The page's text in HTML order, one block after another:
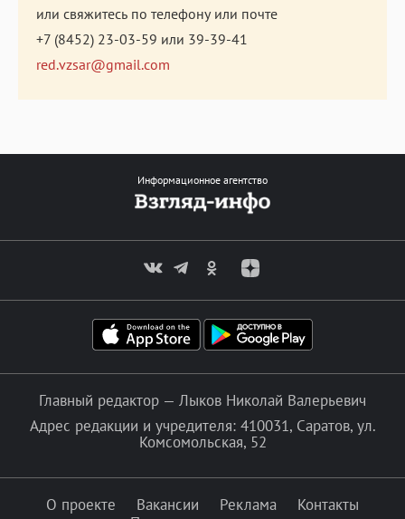
или свяжитесь по телефону или почте
+7 (8452) 23-03-59 или 39-39-41
red.vzsar@gmail.com
Информационное агентство
Главный редактор — Лыков Николай Валерьевич
Адрес редакции и учредителя: 410031, Саратов, ул.
Комсомольская, 52
О проекте Вакансии Реклама
Контакты